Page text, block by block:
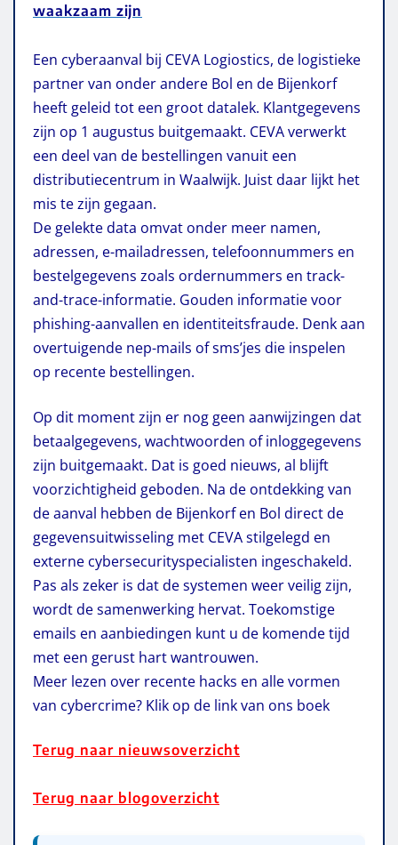
waakzaam zijn
Een cyberaanval bij CEVA Logiostics, de logistieke
partner van onder andere Bol en de Bijenkorf
heeft geleid tot een groot datalek. Klantgegevens
zijn op 1 augustus buitgemaakt. CEVA verwerkt
een deel van de bestellingen vanuit een
distributiecentrum in Waalwijk. Juist daar lijkt het
mis te zijn gegaan.
De gelekte data omvat onder meer namen,
adressen, e-mailadressen, telefoonnummers en
bestelgegevens zoals ordernummers en track-
and-trace-informatie. Gouden informatie voor
phishing-aanvallen en identiteitsfraude. Denk aan
overtuigende nep-mails of sms’jes die inspelen
op recente bestellingen.
Op dit moment zijn er nog geen aanwijzingen dat
betaalgegevens, wachtwoorden of inloggegevens
zijn buitgemaakt. Dat is goed nieuws, al blijft
voorzichtigheid geboden. Na de ontdekking van
de aanval hebben de Bijenkorf en Bol direct de
gegevensuitwisseling met CEVA stilgelegd en
externe cybersecurityspecialisten ingeschakeld.
Pas als zeker is dat de systemen weer veilig zijn,
wordt de samenwerking hervat. Toekomstige
emails en aanbiedingen kunt u de komende tijd
met een gerust hart wantrouwen.
Meer lezen over recente hacks en alle vormen
van cybercrime? Klik op de link van ons boek
Terug naar nieuwsoverzicht
Terug naar blogoverzicht